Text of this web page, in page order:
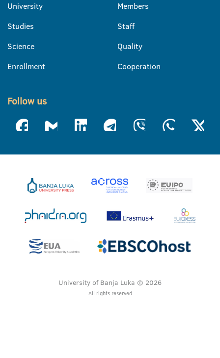
University
Studies
Science
Enrollment
Members
Staff
Quality
Cooperation
Follow us
University of Banja Luka © 2026
All rights reserved